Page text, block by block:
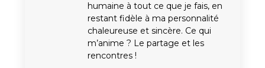
humaine à tout ce que je fais, en
restant fidèle à ma personnalité
chaleureuse et sincère. Ce qui
m’anime ? Le partage et les
rencontres !